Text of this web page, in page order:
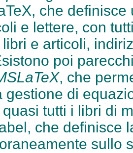
che
e lettere, con
e articoli,
poi
, che
gestione di
tutti i libri di
che definisce
sullo